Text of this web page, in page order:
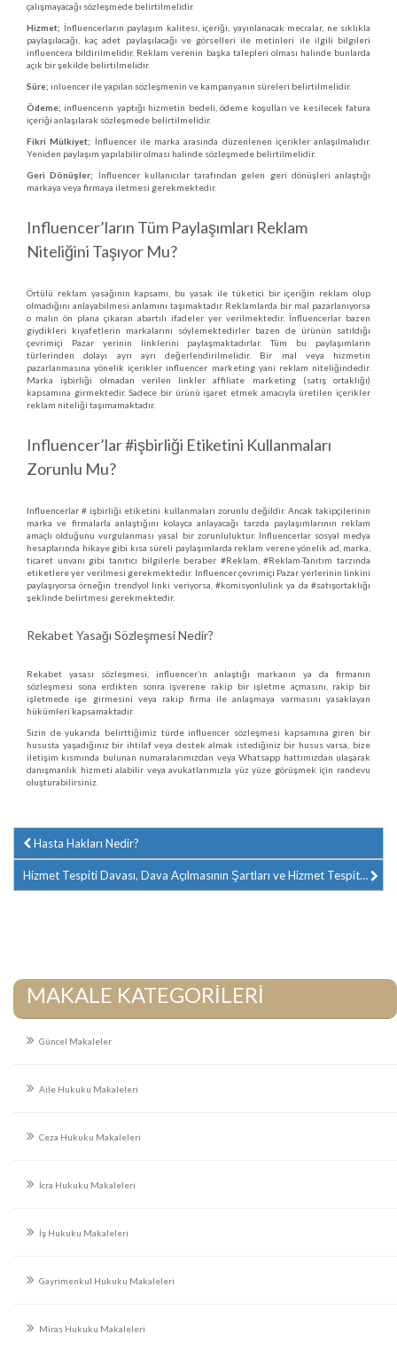
çalışmayacağı sözleşmede belirtilmelidir.
Hizmet; İnfluencerların paylaşım kalitesi, içeriği, yayınlanacak mecralar, ne sıklıkla
paylaşılacağı, kaç adet paylaşılacağı ve görselleri ile metinleri ile ilgili bilgileri
influencera bildirilmelidir. Reklam verenin başka talepleri olması halinde bunlarda
açık bir şekilde belirtilmelidir.
Süre; inluencer ile yapılan sözleşmenin ve kampanyanın süreleri belirtilmelidir.
Ödeme; influencerın yaptığı hizmetin bedeli, ödeme koşulları ve kesilecek fatura
içeriği anlaşılarak sözleşmede belirtilmelidir.
Fikri Mülkiyet; İnfluencer ile marka arasında düzenlenen içerikler anlaşılmalıdır.
Yeniden paylaşım yapılabilir olması halinde sözleşmede belirtilmelidir.
Geri Dönüşler;
İnfluencer kullanıcılar tarafından gelen geri dönüşleri anlaştığı
markaya veya firmaya iletmesi gerekmektedir.
Influencer’ların Tüm Paylaşımları Reklam
Niteliğini Taşıyor Mu?
Örtülü reklam yasağının kapsamı, bu yasak ile tüketici bir içeriğin reklam olup
olmadığını anlayabilmesi anlamını taşımaktadır. Reklamlarda bir mal pazarlanıyorsa
o malın ön plana çıkaran abartılı ifadeler yer verilmektedir. İnfluencerlar bazen
giydikleri kıyafetlerin markalarını söylemektedirler bazen de ürünün satıldığı
çevrimiçi Pazar yerinin linklerini paylaşmaktadırlar. Tüm bu paylaşımların
türlerinden dolayı ayrı ayrı değerlendirilmelidir. Bir mal veya hizmetin
pazarlanmasına yönelik içerikler influencer marketing yani reklam niteliğindedir.
Marka işbirliği olmadan verilen linkler affiliate marketing (satış ortaklığı)
kapsamına girmektedir. Sadece bir ürünü işaret etmek amacıyla üretilen içerikler
reklam niteliği taşımamaktadır.
Influencer’lar #işbirliği Etiketini Kullanmaları
Zorunlu Mu?
Influencerlar # işbirliği etiketini kullanmaları zorunlu değildir. Ancak takipçilerinin
marka ve firmalarla anlaştığını kolayca anlayacağı tarzda paylaşımlarının reklam
amaçlı olduğunu vurgulanması yasal bir zorunluluktur. Influencerlar sosyal medya
hesaplarında hikaye gibi kısa süreli paylaşımlarda reklam verene yönelik ad, marka,
ticaret unvanı gibi tanıtıcı bilgilerle beraber #Reklam, #Reklam-Tanıtım tarzında
etiketlere yer verilmesi gerekmektedir. Influencer çevrimiçi Pazar yerlerinin linkini
paylaşıyorsa örneğin trendyol linki veriyorsa, #komisyonlulink ya da #satışortaklığı
şeklinde belirtmesi gerekmektedir.
Rekabet Yasağı Sözleşmesi Nedir?
Rekabet yasası sözleşmesi, influencer’ın anlaştığı markanın ya da firmanın
sözleşmesi sona erdikten sonra işverene rakip bir işletme açmasını, rakip bir
işletmede işe girmesini veya rakip firma ile anlaşmaya varmasını yasaklayan
hükümleri kapsamaktadır.
Sizin de yukarıda belirttiğimiz türde influencer sözleşmesi kapsamına giren bir
hususta yaşadığınız bir ihtilaf veya destek almak istediğiniz bir husus varsa, bize
iletişim kısmında bulunan numaralarımızdan veya Whatsapp hattımızdan ulaşarak
danışmanlık hizmeti alabilir veya avukatlarımızla yüz yüze görüşmek için randevu
oluşturabilirsiniz.
Hasta Hakları Nedir?
Hizmet Tespiti Davası, Dava Açılmasının Şartları ve Hizmet Tespitinin EYT'Ye Etkisi Nedir ?
MAKALE KATEGORİLERİ
Güncel Makaleler
Aile Hukuku Makaleleri
Ceza Hukuku Makaleleri
İcra Hukuku Makaleleri
İş Hukuku Makaleleri
Gayrimenkul Hukuku Makaleleri
Miras Hukuku Makaleleri